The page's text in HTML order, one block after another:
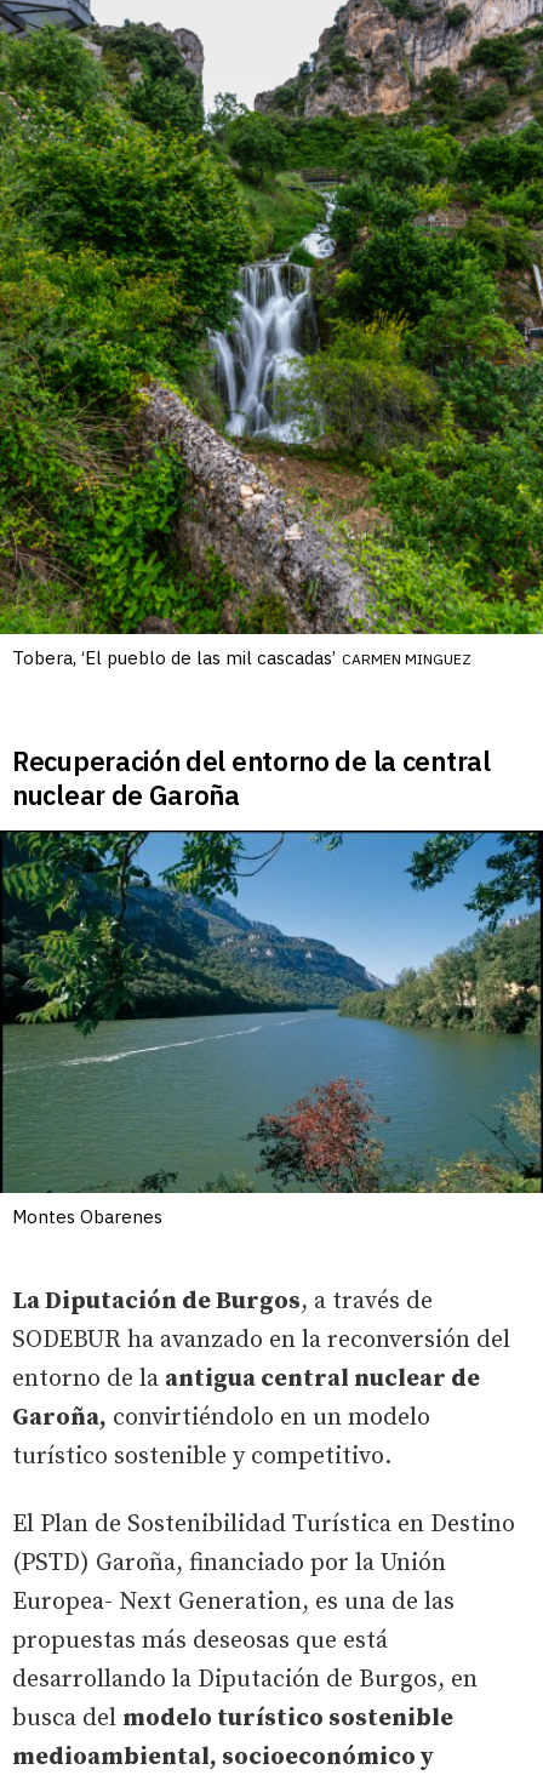
Tobera, ‘El pueblo de las mil cascadas’ CARMEN MINGUEZ
Recuperación del entorno de la central
nuclear de Garoña
Montes Obarenes
La Diputación de Burgos, a través de
SODEBUR ha avanzado en la reconversión del
entorno de la antigua central nuclear de
Garoña, convirtiéndolo en un modelo
turístico sostenible y competitivo.
El Plan de Sostenibilidad Turística en Destino
(PSTD) Garoña, financiado por la Unión
Europea- Next Generation, es una de las
propuestas más deseosas que está
desarrollando la Diputación de Burgos, en
busca del modelo turístico sostenible
medioambiental, socioeconómico y